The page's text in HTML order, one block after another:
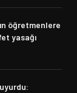
öğretmenlere
yasağı